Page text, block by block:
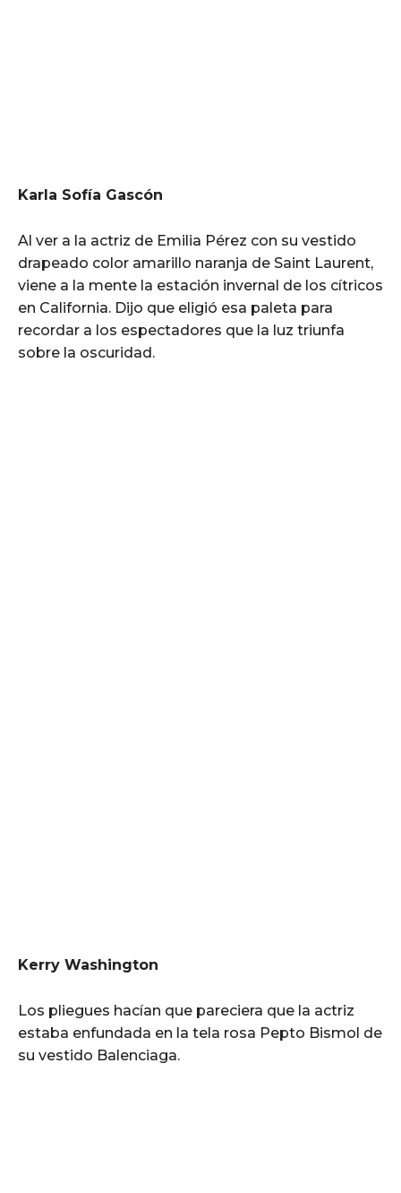
Karla Sofía Gascón
Al ver a la actriz de Emilia Pérez con su vestido
drapeado color amarillo naranja de Saint Laurent,
viene a la mente la estación invernal de los cítricos
en California. Dijo que eligió esa paleta para
recordar a los espectadores que la luz triunfa
sobre la oscuridad.
Kerry Washington
Los pliegues hacían que pareciera que la actriz
estaba enfundada en la tela rosa Pepto Bismol de
su vestido Balenciaga.